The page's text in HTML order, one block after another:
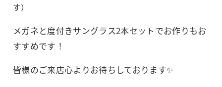
す）
メガネと度付きサングラス2本セットでお作りもお
すすめです！
皆様のご来店心よりお待ちしております✨